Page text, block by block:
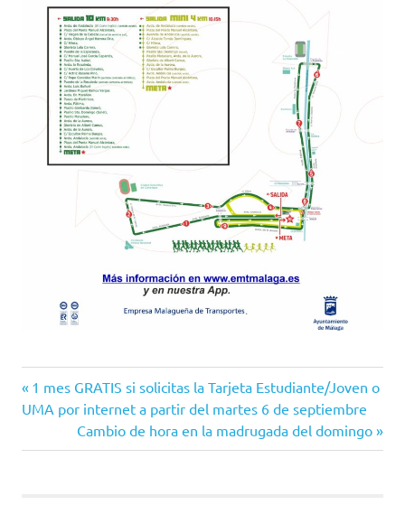
Navegación
Entrada
anterior:
1 mes GRATIS si solicitas la Tarjeta Estudiante/Joven o
UMA por internet a partir del martes 6 de septiembre
Siguiente
entrada:
Cambio de hora en la madrugada del domingo